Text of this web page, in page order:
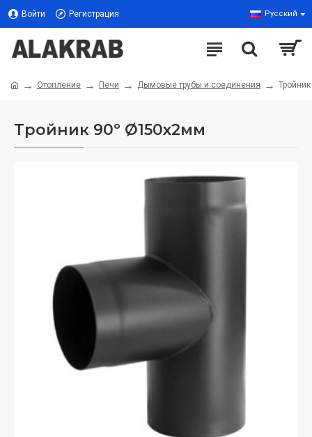
Войти Регистрация Русский
Отопление Печи Дымовые трубы и соединения
Тройник 90º Ø150x2мм